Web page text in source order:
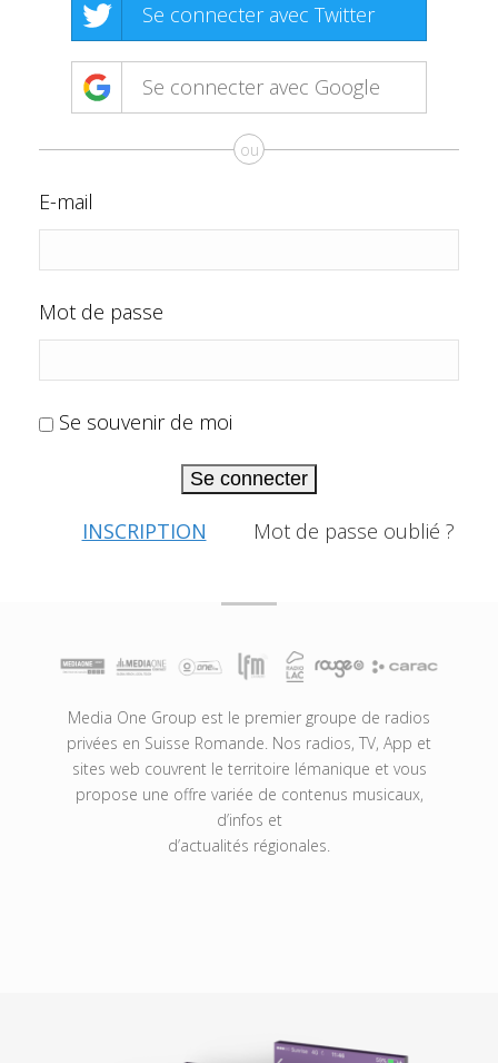
Se connecter avec Twitter
Se connecter avec Google
ou
E-mail
Mot de passe
Se souvenir de moi
Se connecter
INSCRIPTION Mot de passe oublié ?
Media One Group est le premier groupe de radios
privées en Suisse Romande. Nos radios, TV, App et
sites web couvrent le territoire lémanique et vous
propose une offre variée de contenus musicaux,
d’infos et
d’actualités régionales.